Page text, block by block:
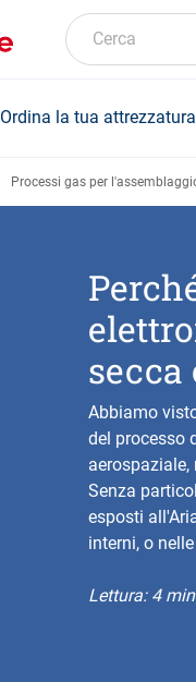
Cerca
Ordina la tua attrezzatura
Processi gas per
secca
Abbiamo
del processo
Senza
esposti
interni, o
Lettura: 4 min